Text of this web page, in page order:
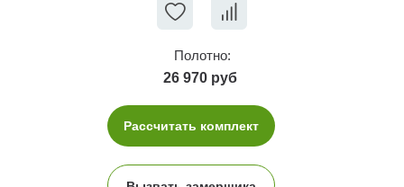
Полотно:
26 970 руб
Рассчитать комплект